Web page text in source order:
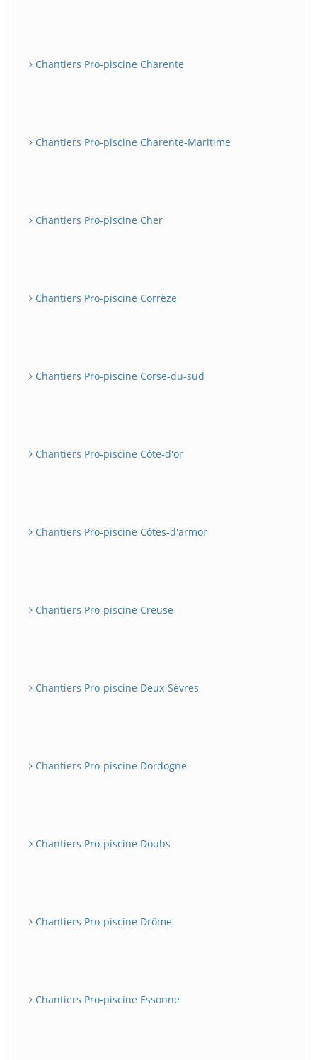
Chantiers Pro-piscine Charente
Chantiers Pro-piscine Charente-Maritime
Chantiers Pro-piscine Cher
Chantiers Pro-piscine Corrèze
Chantiers Pro-piscine Corse-du-sud
Chantiers Pro-piscine Côte-d'or
Chantiers Pro-piscine Côtes-d'armor
Chantiers Pro-piscine Creuse
Chantiers Pro-piscine Deux-Sèvres
Chantiers Pro-piscine Dordogne
Chantiers Pro-piscine Doubs
Chantiers Pro-piscine Drôme
Chantiers Pro-piscine Essonne